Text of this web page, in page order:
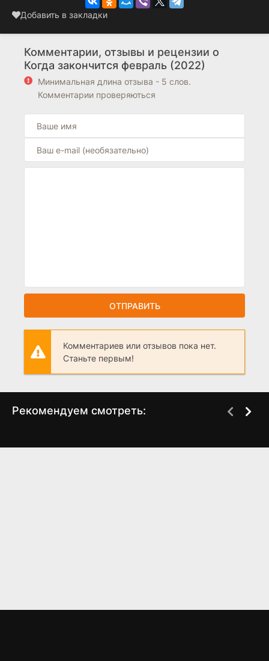
Добавить в закладки
Комментарии, отзывы и рецензии о
Когда закончится февраль (2022)
Минимальная длина отзыва - 5 слов.
Комментарии проверяються
ОТПРАВИТЬ
Комментариев или отзывов пока нет.
Станьте первым!
Рекомендуем смотреть: